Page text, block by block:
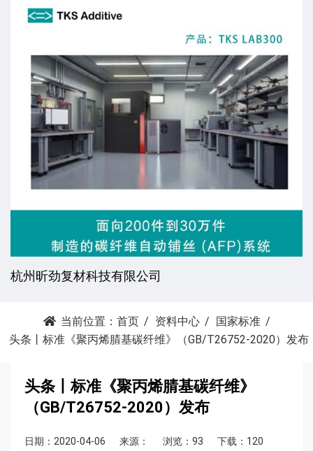
杭州昕劲复材科技有限公司
当前位置： 首页 资料中心
国家标准
头条丨标准《聚丙烯腈基碳纤维》（GB/T26752-2020）发布
头条丨标准《聚丙烯腈基碳纤维》
（GB/T26752-2020）发布
日期：2020-04-06 来源： 浏览：93 下载：120